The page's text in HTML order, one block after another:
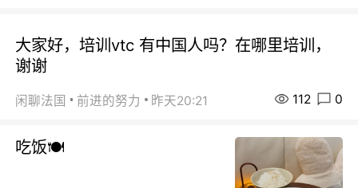
大家好，培训vtc 有中国人吗？在哪里培训，
谢谢
闲聊法国 前进的努力 昨天20:21 112 0
吃饭🍽️